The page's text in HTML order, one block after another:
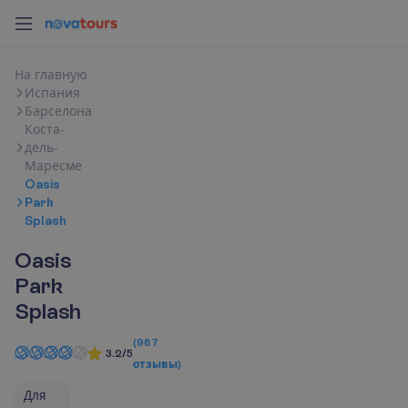
На главную
Испания
Барселона
Коста-
дель-
Маресме
Oasis
Park
Splash
Oasis
Park
Splash
3.2/5
(987
отзывы)
Для